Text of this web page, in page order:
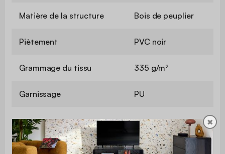
Matière de la structure Bois de peuplier
Piètement PVC noir
Grammage du tissu 335 g/m²
Garnissage PU
Profondeur
d'assise
67 cm
✖